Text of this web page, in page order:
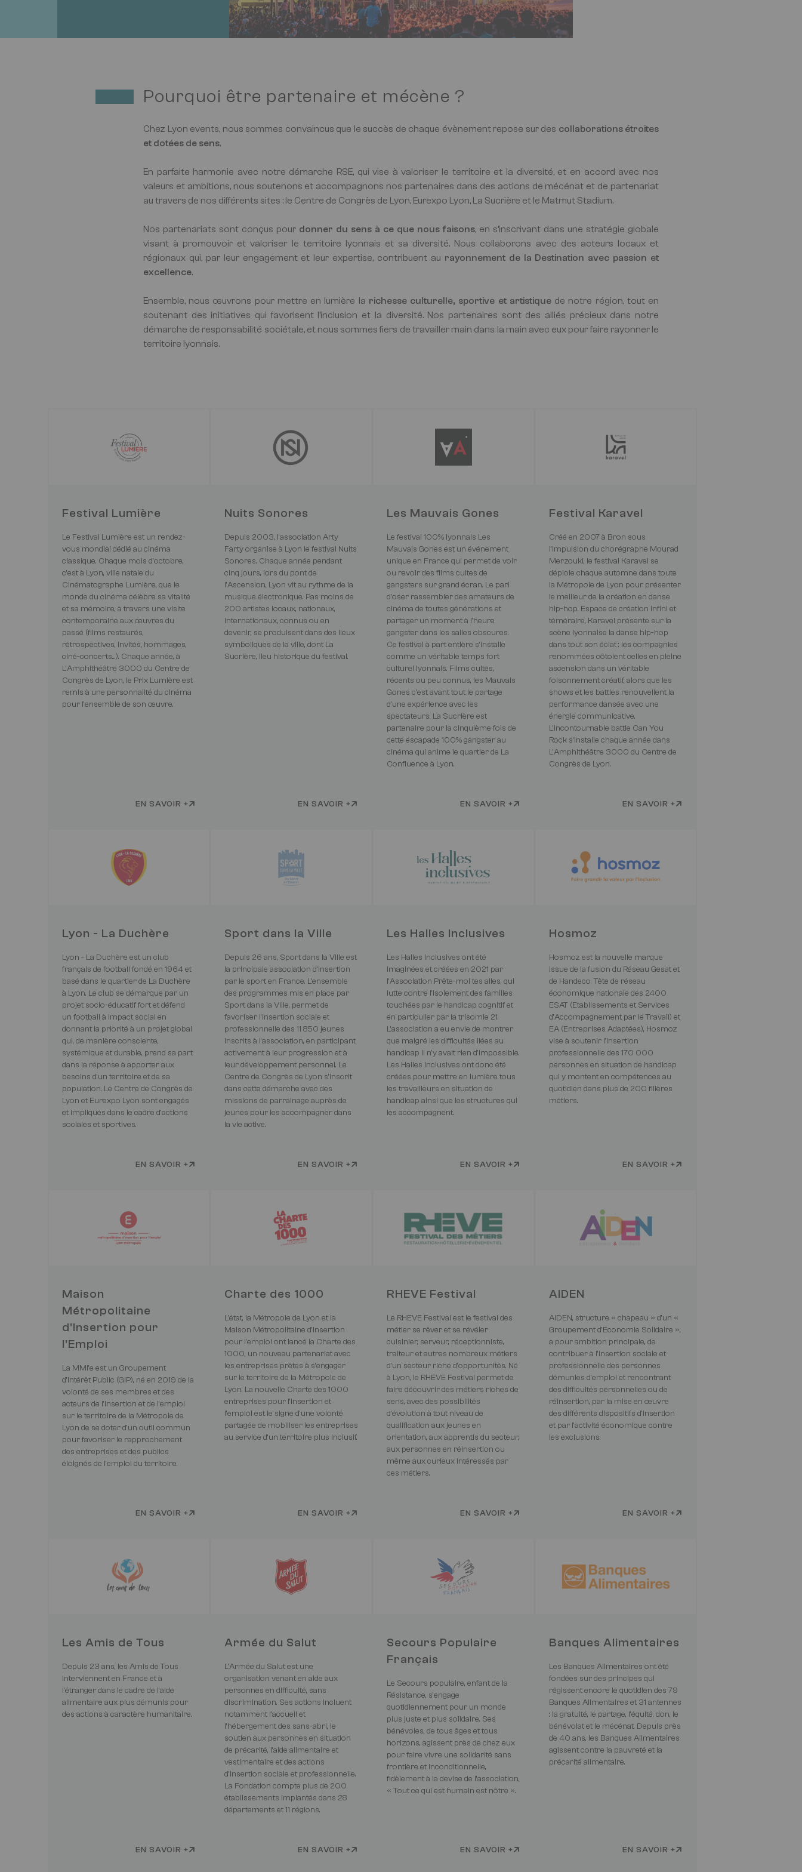
Pourquoi être partenaire et mécène ?
Chez Lyon events, nous sommes convaincus que le succès de chaque évènement repose sur des collaborations étroites
et dotées de sens.
En parfaite harmonie avec notre démarche RSE, qui vise à valoriser le territoire et la diversité, et en accord avec nos
valeurs et ambitions, nous soutenons et accompagnons nos partenaires dans des actions de mécénat et de partenariat
au travers de nos différents sites : le Centre de Congrès de Lyon, Eurexpo Lyon, La Sucrière et le Matmut Stadium.
Nos partenariats sont conçus pour donner du sens à ce que nous faisons, en s’inscrivant dans une stratégie globale
visant à promouvoir et valoriser le territoire lyonnais et sa diversité. Nous collaborons avec des acteurs locaux et
régionaux qui, par leur engagement et leur expertise, contribuent au rayonnement de la Destination avec passion et
excellence.
Ensemble, nous œuvrons pour mettre en lumière la richesse culturelle, sportive et artistiquede notre région, tout en
soutenant des initiatives qui favorisent l’inclusion et la diversité. Nos partenaires sont des alliés précieux dans notre
démarche de responsabilité sociétale, et nous sommes fiers de travailler main dans la main avec eux pour faire rayonner le
territoire lyonnais.
Festival Lumière
Le Festival Lumière est un rendez-
vous mondial dédié au cinéma
classique. Chaque mois d'octobre,
c'est à Lyon, ville natale du
Cinématographe Lumière, que le
monde du cinéma célèbre sa vitalité
et sa mémoire, à travers une visite
contemporaine aux œuvres du
passé (films restaurés,
rétrospectives, invités, hommages,
ciné-concerts...). Chaque année, à
L'Amphithéâtre 3000 du Centre de
Congrès de Lyon, le Prix Lumière est
remis à une personnalité du cinéma
pour l'ensemble de son œuvre.
EN SAVOIR +
Nuits Sonores
Depuis 2003, l’association Arty
Farty organise à Lyon le festival Nuits
Sonores. Chaque année pendant
cinq jours, lors du pont de
l’Ascension, Lyon vit au rythme de la
musique électronique. Pas moins de
200 artistes locaux, nationaux,
internationaux, connus ou en
devenir, se produisent dans des lieux
symboliques de la ville, dont La
Sucrière, lieu historique du festival.
EN SAVOIR +
Les Mauvais Gones
Le festival 100% lyonnais Les
Mauvais Gones est un événement
unique en France qui permet de voir
ou revoir des films cultes de
gangsters sur grand écran. Le pari
d'oser rassembler des amateurs de
cinéma de toutes générations et
partager un moment à l'heure
gangster dans les salles obscures.
Ce festival à part entière s’installe
comme un véritable temps fort
culturel lyonnais. Films cultes,
récents ou peu connus, les Mauvais
Gones c'est avant tout le partage
d'une expérience avec les
spectateurs. La Sucrière est
partenaire pour la cinquième fois de
cette escapade 100% gangster au
cinéma qui anime le quartier de La
Confluence à Lyon.
EN SAVOIR +
Festival Karavel
Créé en 2007 à Bron sous
l’impulsion du chorégraphe Mourad
Merzouki, le festival Karavel se
déploie chaque automne dans toute
la Métropole de Lyon pour présenter
le meilleur de la création en danse
hip-hop. Espace de création infini et
téméraire, Karavel présente sur la
scène lyonnaise la danse hip-hop
dans tout son éclat : les compagnies
renommées côtoient celles en pleine
ascension dans un véritable
foisonnement créatif, alors que les
shows et les battles renouvellent la
performance dansée avec une
énergie communicative.
L’incontournable battle Can You
Rock s’installe chaque année dans
L'Amphithéâtre 3000 du Centre de
Congrès de Lyon.
EN SAVOIR +
Lyon - La Duchère
Lyon - La Duchère est un club
français de football fondé en 1964 et
basé dans le quartier de La Duchère
à Lyon. Le club se démarque par un
projet socio-éducatif fort et défend
un football à impact social en
donnant la priorité à un projet global
qui, de manière consciente,
systémique et durable, prend sa part
dans la réponse à apporter aux
besoins d’un territoire et de sa
population. Le Centre de Congrès de
Lyon et Eurexpo Lyon sont engagés
et impliqués dans le cadre d'actions
sociales et sportives.
EN SAVOIR +
Sport dans la Ville
Depuis 26 ans, Sport dans la Ville est
la principale association d’insertion
par le sport en France. L’ensemble
des programmes mis en place par
Sport dans la Ville, permet de
favoriser l’insertion sociale et
professionnelle des 11 850 jeunes
inscrits à l’association, en participant
activement à leur progression et à
leur développement personnel. Le
Centre de Congrès de Lyon s'inscrit
dans cette démarche avec des
missions de parrainage auprès de
jeunes pour les accompagner dans
la vie active.
EN SAVOIR +
Les Halles Inclusives
Les Halles inclusives ont été
imaginées et créées en 2021 par
l’Association Prête-moi tes ailes, qui
lutte contre l’isolement des familles
touchées par le handicap cognitif et
en particulier par la trisomie 21.
L’association a eu envie de montrer
que malgré les difficultés liées au
handicap il n’y avait rien d’impossible.
Les Halles inclusives ont donc été
créées pour mettre en lumière tous
les travailleurs en situation de
handicap ainsi que les structures qui
les accompagnent.
EN SAVOIR +
Hosmoz
Hosmoz est la nouvelle marque
issue de la fusion du Réseau Gesat et
de Handeco. Tête de réseau
économique nationale des 2400
ESAT (Etablissements et Services
d’Accompagnement par le Travail) et
EA (Entreprises Adaptées), Hosmoz
vise à soutenir l’insertion
professionnelle des 170 000
personnes en situation de handicap
qui y montent en compétences au
quotidien dans plus de 200 filières
métiers.
EN SAVOIR +
Maison
Métropolitaine
d'Insertion pour
l'Emploi
La MMI’e est un Groupement
d’Intérêt Public (GIP), né en 2019 de la
volonté de ses membres et des
acteurs de l’insertion et de l’emploi
sur le territoire de la Métropole de
Lyon de se doter d’un outil commun
pour favoriser le rapprochement
des entreprises et des publics
éloignés de l’emploi du territoire.
EN SAVOIR +
Charte des 1000
L'état, la Métropole de Lyon et la
Maison Métropolitaine d'Insertion
pour l'emploi ont lancé la Charte des
1000, un nouveau partenariat avec
les entreprises prêtes à s’engager
sur le territoire de la Métropole de
Lyon. La nouvelle Charte des 1000
entreprises pour l’insertion et
l’emploi est le signe d’une volonté
partagée de mobiliser les entreprises
au service d’un territoire plus inclusif.
EN SAVOIR +
RHEVE Festival
Le RHEVE Festival est le festival des
métier se rêver et se révéler
cuisinier, serveur, réceptionniste,
traiteur et autres nombreux métiers
d’un secteur riche d’opportunités. Né
à Lyon, le RHEVE Festival permet de
faire découvrir des métiers riches de
sens, avec des possibilités
d’évolution à tout niveau de
qualification aux jeunes en
orientation, aux apprentis du secteur,
aux personnes en réinsertion ou
même aux curieux intéressés par
ces métiers.
EN SAVOIR +
AIDEN
AIDEN, structure « chapeau » d’un «
Groupement d’Economie Solidaire »,
a pour ambition principale, de
contribuer à l’insertion sociale et
professionnelle des personnes
démunies d’emploi et rencontrant
des difficultés personnelles ou de
réinsertion, par la mise en œuvre
des différents dispositifs d’insertion
et par l’activité économique contre
les exclusions.
EN SAVOIR +
Les Amis de Tous
Depuis 23 ans, les Amis de Tous
interviennent en France et à
l'étranger dans le cadre de l'aide
alimentaire aux plus démunis pour
des actions à caractère humanitaire.
EN SAVOIR +
Armée du Salut
L'Armée du Salut est une
organisation venant en aide aux
personnes en difficulté, sans
discrimination. Ses actions incluent
notamment l’accueil et
l’hébergement des sans-abri, le
soutien aux personnes en situation
de précarité, l’aide alimentaire et
vestimentaire et des actions
d’insertion sociale et professionnelle.
La Fondation compte plus de 200
établissements implantés dans 28
départements et 11 régions.
EN SAVOIR +
Secours Populaire
Français
Le Secours populaire, enfant de la
Résistance, s’engage
quotidiennement pour un monde
plus juste et plus solidaire. Ses
bénévoles, de tous âges et tous
horizons, agissent près de chez eux
pour faire vivre une solidarité sans
frontière et inconditionnelle,
fidèlement à la devise de l’association,
« Tout ce qui est humain est nôtre ».
EN SAVOIR +
Banques Alimentaires
Les Banques Alimentaires ont été
fondées sur des principes qui
régissent encore le quotidien des 79
Banques Alimentaires et 31 antennes
: la gratuité, le partage, l'équité, don, le
bénévolat et le mécénat. Depuis près
de 40 ans, les Banques Alimentaires
agissent contre la pauvreté et la
précarité alimentaire.
EN SAVOIR +